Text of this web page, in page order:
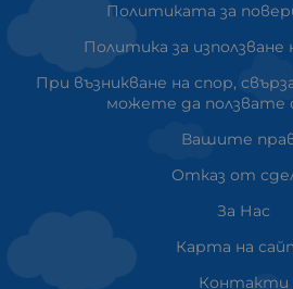
Политиката за
Политика за използване
При възникване на спор,
можете да ползвате
Вашите
Отказ от
За Нас
Карта на
Контакти